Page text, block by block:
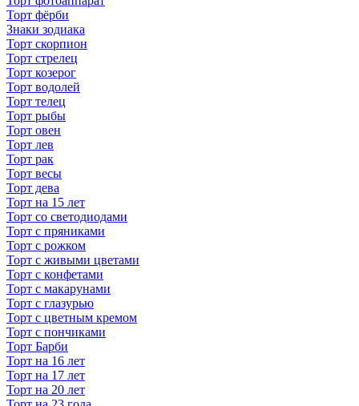
Торт фёрби
Знаки зодиака
Торт скорпион
Торт стрелец
Торт козерог
Торт водолей
Торт телец
Торт рыбы
Торт овен
Торт лев
Торт рак
Торт весы
Торт дева
Торт на 15 лет
Торт со светодиодами
Торт с пряниками
Торт с рожком
Торт с живыми цветами
Торт с конфетами
Торт с макарунами
Торт с глазурью
Торт с цветным кремом
Торт с пончиками
Торт Барби
Торт на 16 лет
Торт на 17 лет
Торт на 20 лет